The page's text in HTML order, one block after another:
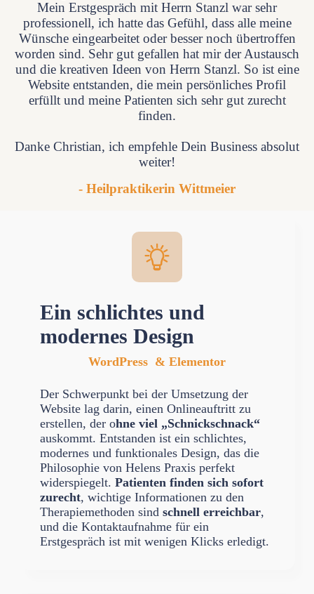
Mein Erstgespräch mit Herrn Stanzl war sehr
professionell, ich hatte das Gefühl, dass alle meine
Wünsche eingearbeitet oder besser noch übertroffen
worden sind. Sehr gut gefallen hat mir der Austausch
und die kreativen Ideen von Herrn Stanzl. So ist eine
Website entstanden, die mein persönliches Profil
erfüllt und meine Patienten sich sehr gut zurecht
finden.
Danke Christian, ich empfehle Dein Business absolut
weiter!
- Heilpraktikerin Wittmeier
Ein schlichtes und
modernes Design
WordPress & Elementor
Der Schwerpunkt bei der Umsetzung der
Website lag darin, einen Onlineauftritt zu
erstellen, der ohne viel „Schnickschnack“
auskommt. Entstanden ist ein schlichtes,
modernes und funktionales Design, das die
Philosophie von Helens Praxis perfekt
widerspiegelt. Patienten finden sich sofort
zurecht, wichtige Informationen zu den
Therapiemethoden sind schnell erreichbar,
und die Kontaktaufnahme für ein
Erstgespräch ist mit wenigen Klicks erledigt.